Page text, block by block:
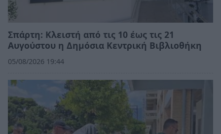
Σπάρτη: Κλειστή από τις 10 έως τις 21
Αυγούστου η Δημόσια Κεντρική Βιβλιοθήκη
05/08/2026 19:44